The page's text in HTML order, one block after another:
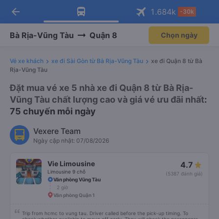
Tải app Vexere ngay!
Nhận ưu đãi thành viên độc
Mở app
Tải app Vexere
-30k/ghế khi đặt vé máy bay qua
Mở app
arrow_back 1.684k -30k
Bà Rịa-Vũng Tàu Quận 8 Chọn ngày
Vé xe khách xe đi Sài Gòn từ Bà Rịa-Vũng Tàu
xe đi Quận 8 từ Bà
Rịa-Vũng Tàu
Đặt mua vé xe 5 nhà xe đi Quận 8 từ Bà Rịa-
Vũng Tàu chất lượng cao và giá vé ưu đãi nhất:
75 chuyến mỗi ngày
Vexere Team
Ngày cập nhật: 07/08/2026
Vie Limousine
Limousine 9 chỗ
4.7
(5387 đánh giá)
Văn phòng Vũng Tàu
2 giờ
Văn phòng Quận 1
Trip from hcmc to vung tau. Driver called before the pick-up timing. To